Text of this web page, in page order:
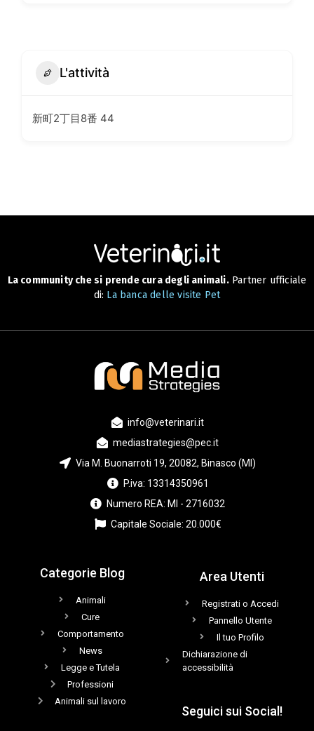
L'attività
新町2丁目8番 44
La community che si prende cura degli animali.Partner ufficiale
di: La banca delle visite Pet
info@veterinari.it
mediastrategies@pec.it
Via M. Buonarroti 19, 20082, Binasco (MI)
P.iva: 13314350961
Numero REA: MI - 2716032
Capitale Sociale: 20.000€
Categorie Blog
Animali
Cure
Comportamento
News
Legge e Tutela
Professioni
Animali sul lavoro
Area Utenti
Registrati o Accedi
Pannello Utente
Il tuo Profilo
Dichiarazione di
accessibilità
Seguici sui Social!